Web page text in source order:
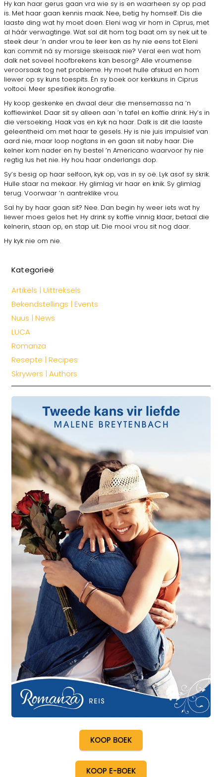
Hy kan haar gerus gaan vra wie sy is en waar­heen sy op pad
is. Met haar gaan kennis maak. Nee, betig hy homself. Dis die
laaste ding wat hy moet doen. Eleni wag vir hom in Ciprus, met
al háár ver­wagtinge. Wat sal dit hom tog baat om sy nek uit te
steek deur ’n ander vrou te leer ken as hy nie eens tot Eleni
kan commit ná sy morsige skeisaak nie? Veral een wat hom
dalk net soveel hoofbrekens kan besorg? Alle vroumense
veroorsaak tog net probleme. Hy moet hulle afskud en hom
liewer op sy kuns toespits. Én sy boek oor kerkkuns in Ciprus
voltooi. Meer spesifiek ikonografie.
Hy koop geskenke en dwaal deur die mensemas­sa na ’n
koffiewinkel. Daar sit sy alleen aan ’n tafel en koffie drink. Hy’s in
die versoeking. Haak vas en kyk na haar. Dalk is dit die laaste
geleentheid om met haar te gesels. Hy is nie juis impulsief van
aard nie, maar loop nogtans in en gaan sit naby haar. Die
kelner kom nader en hy bestel ’n Americano waarvoor hy nie
regtig lus het nie. Hy hou haar onder­langs dop.
Sy’s besig op haar selfoon, kyk op, vas in sy oë. Lyk asof sy skrik.
Hulle staar na mekaar. Hy glimlag vir haar en knik. Sy glimlag
terug. Voorwaar ’n aantreklike vrou.
Sal hy by haar gaan sit? Nee. Dan begin hy weer iets wat hy
liewer moes gelos het. Hy drink sy koffie vinnig klaar, betaal die
kelnerin, staan op, en stap uit. Die mooi vrou sit nog daar.
Hy kyk nie om nie.
Kategorieë
Artikels | Uittreksels
Bekendstellings | Events
Nuus | News
LUCA
Romanza
Resepte | Recipes
Skrywers | Authors
KOOP BOEK
KOOP E-BOEK